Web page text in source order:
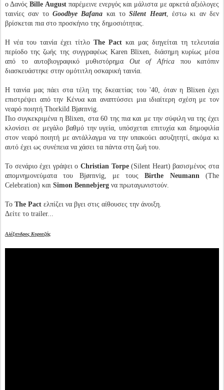
ο ΔανόςBille Augustπαρέμεινε ενεργός και μάλιστα με αρκετά αξιόλογες
ταινίες σαν το Goodbye Bafana και τοSilent Heart, έστω κι αν δεν
βρίσκεται πια στο προσκήνιο της δημοσιότητας.
Η νέα του ταινία έχει τίτλο The Pact και μας διηγείται τη τελευταία
περίοδο της ζωής της συγγραφέως Karen Blixen, διάσημη κυρίως μέσα
από το αυτοβιογραφικό μυθιστόρημα Out of Africa που κατόπιν
διασκευάστηκε στην ομότιτλη οσκαρική ταινία.
Η ταινία μας πάει στα τέλη της δκεαετίας του '40, όταν η Blixen έχει
επιστρέψει από την Κένυα και αναπτύσσει μια ιδιαίτερη σχέση με τον
νεαρό ποιητή Thorkild Bjørnvig.
Πιο συγκεκριμένα η Blixen, στα 60 της πια και με την σύφιλη να της έχει
κλονίσει σε μεγάλο βαθμό την υγεία, υπόσχεται επιτυχία και δημοφιλία
στον νεαρό ποιητή με αντάλλαγμα να την υπακούει ασυζητητί, ακόμα κι
αυτό έχει ως συνέπεια να χάσει τα πάντα στη ζωή του.
Το σενάριο έχει γράψει ο Christian Torpe(Silent Heart) βασισμένος στα
απομνημονεύματα του Bjørnvig, με τουςBirthe Neumann(The
Celebration) και Simon Bennebjerg να πρωταγωνιστούν.
Το The Pact ελπίζει να βγει στις αίθουσες την άνοιξη.
Δείτε το trailer...
Αλέξανδρος Κυριαζής